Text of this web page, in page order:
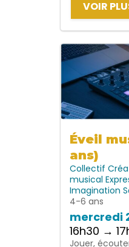
VOIR
Éveil
ans)
Collectif
musical
Imagination
4-6 ans
mercredi
16h30 →
Jouer,